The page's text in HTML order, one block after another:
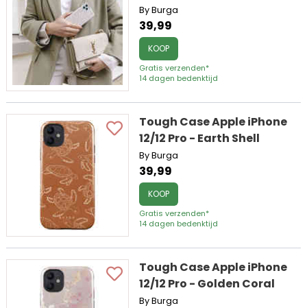
By Burga
39,99
KOOP
Gratis verzenden*
14 dagen bedenktijd
Tough Case Apple iPhone
12/12 Pro - Earth Shell
By Burga
39,99
KOOP
Gratis verzenden*
14 dagen bedenktijd
Tough Case Apple iPhone
12/12 Pro - Golden Coral
By Burga